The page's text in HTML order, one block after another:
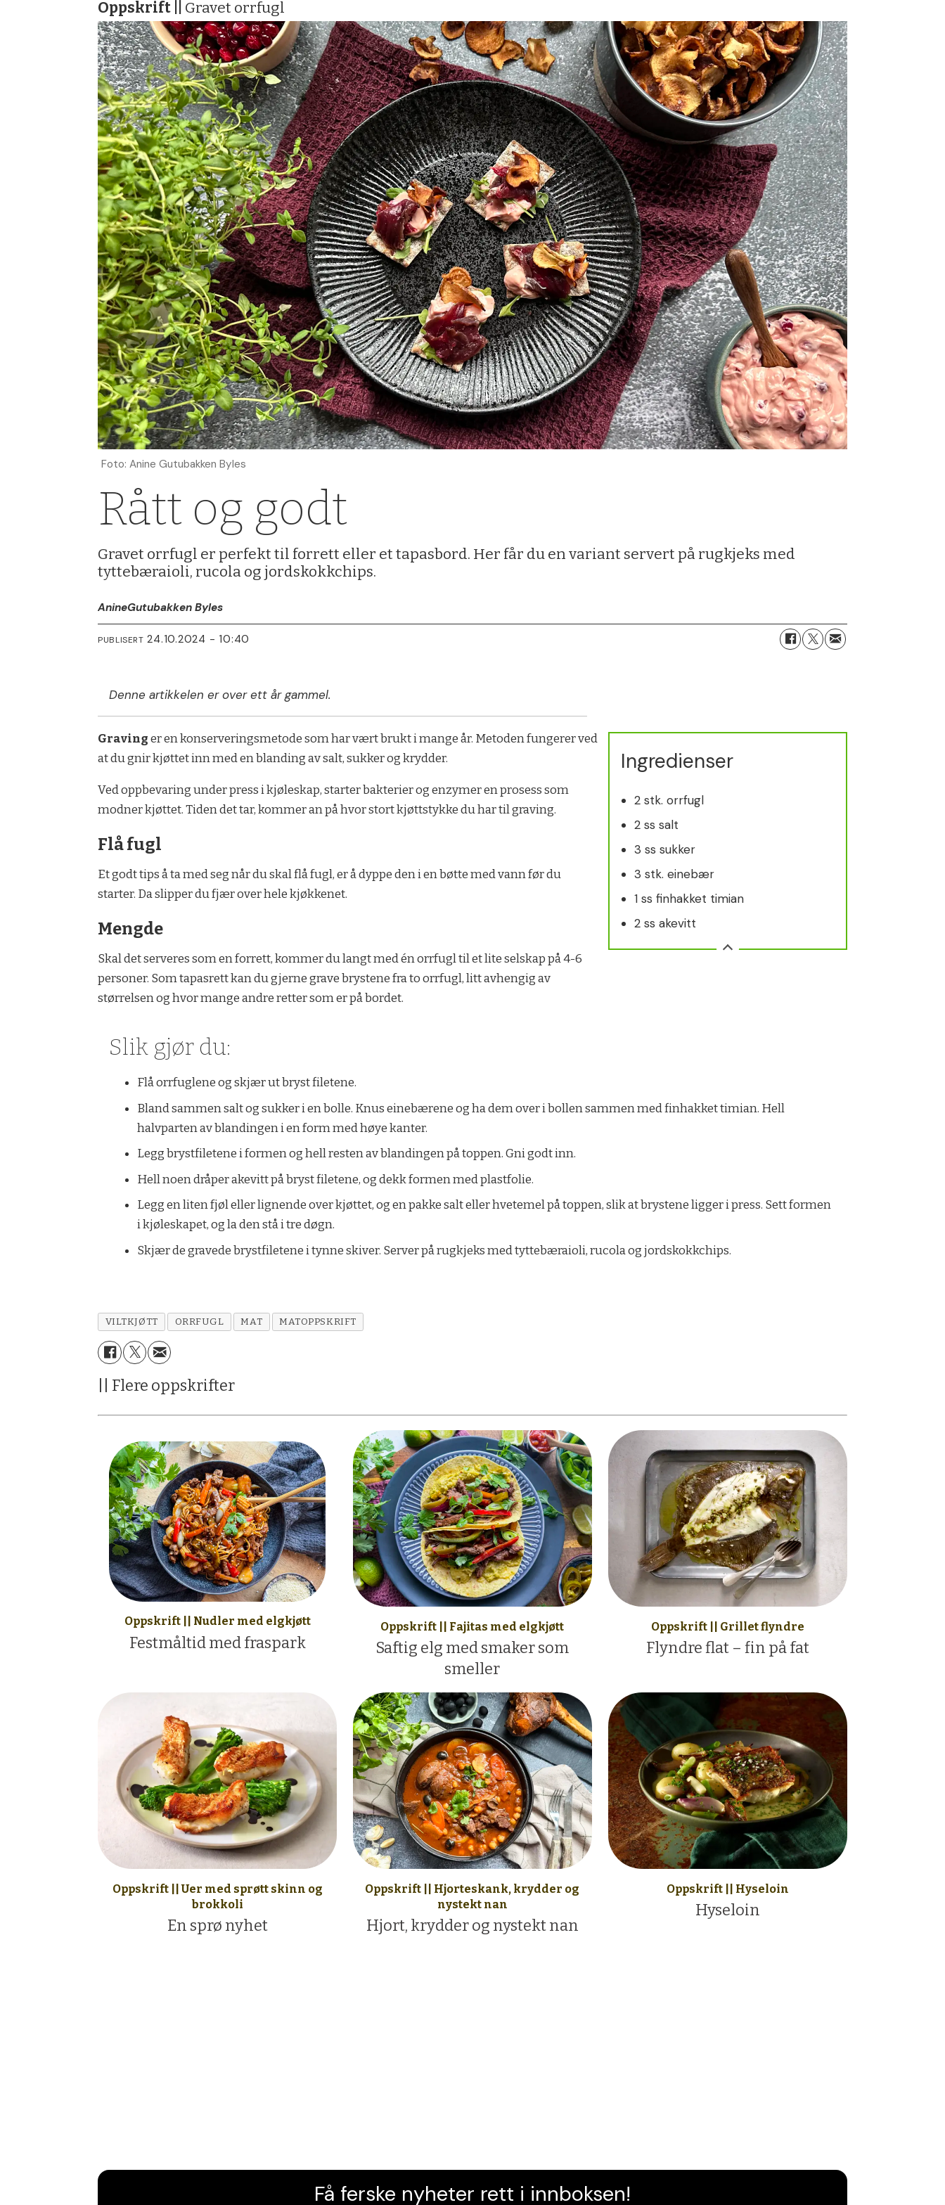
Oppskrift || Gravet orrfugl
Foto: Anine Gutubakken Byles
Rått og godt
Gravet orrfugl er perfekt til forrett eller et tapasbord. Her får du en variant servert på rugkjeks med
tyttebæraioli, rucola og jordskokkchips.
AnineGutubakken Byles
PUBLISERT 24.10.2024 - 10:40
Denne artikkelen er over ett år gammel.
Ingredienser
2 stk. orrfugl
2 ss salt
3 ss sukker
3 stk. einebær
1 ss finhakket timian
2 ss akevitt
Gravinger en konserveringsmetode som har vært brukt i mange år. Metoden fungerer ved
at du gnir kjøttet inn med en blanding av salt, sukker og krydder.
Ved oppbevaring under press i kjøleskap, starter bakterier og enzymer en prosess som
modner kjøttet. Tiden det tar, kommer an på hvor stort kjøttstykke du har til graving.
Flå fugl
Et godt tips å ta med seg når du skal flå fugl, er å dyppe den i en bøtte med vann før du
starter. Da slipper du fjær over hele kjøkkenet.
Mengde
Skal det serveres som en forrett, kommer du langt med én orrfugl til et lite selskap på 4-6
personer. Som tapasrett kan du gjerne grave brystene fra to orrfugl, litt avhengig av
størrelsen og hvor mange andre retter som er på bordet.
Slik gjør du:
Flå orrfuglene og skjær ut bryst filetene.
Bland sammen salt og sukker i en bolle. Knus einebærene og ha dem over i bollen sammen med finhakket timian. Hell
halvparten av blandingen i en form med høye kanter.
Legg brystfiletene i formen og hell resten av blandingen på toppen. Gni godt inn.
Hell noen dråper akevitt på bryst filetene, og dekk formen med plastfolie.
Legg en liten fjøl eller lignende over kjøttet, og en pakke salt eller hvetemel på toppen, slik at brystene ligger i press. Sett formen
i kjøleskapet, og la den stå i tre døgn.
Skjær de gravede brystfiletene i tynne skiver. Server på rugkjeks med tyttebæraioli, rucola og jordskokkchips.
VILTKJØTT ORRFUGL MAT MATOPPSKRIFT
|| Flere oppskrifter
Oppskrift || Nudler med elgkjøtt
Festmåltid med fraspark
Oppskrift || Fajitas med elgkjøtt
Saftig elg med smaker som
smeller
Oppskrift || Grillet flyndre
Flyndre flat – fin på fat
Oppskrift || Uer med sprøtt skinn og
brokkoli
En sprø nyhet
Oppskrift || Hjorteskank, krydder og
nystekt nan
Hjort, krydder og nystekt nan
Oppskrift || Hyseloin
Hyseloin
Få ferske nyheter rett i innboksen!